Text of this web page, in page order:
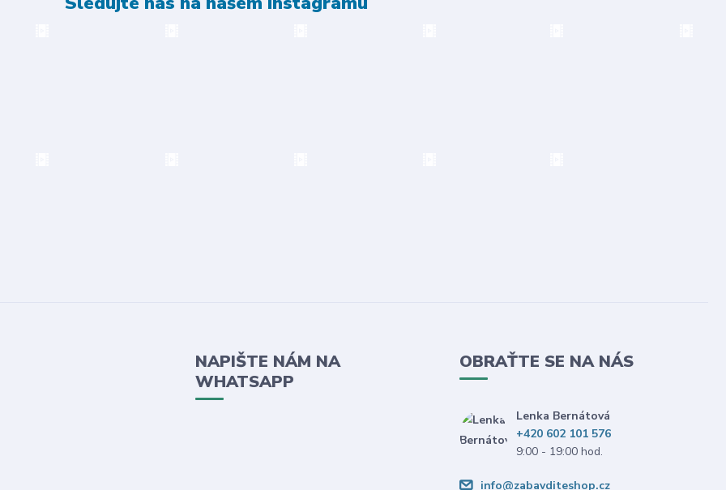
NAPIŠTE NÁM NA
WHATSAPP
OBRAŤTE SE NA NÁS
Lenka Bernátová
+420 602 101 576
9:00 - 19:00 hod.
info@zabavditeshop.cz